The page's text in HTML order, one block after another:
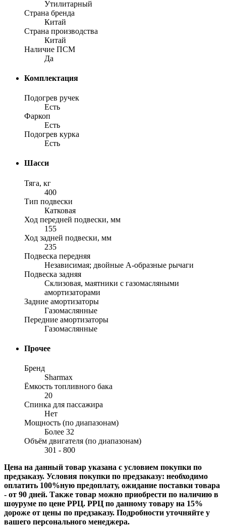
Утилитарный
Страна бренда
Китай
Страна производства
Китай
Наличие ПСМ
Да
Комплектация
Подогрев ручек
Есть
Фаркоп
Есть
Подогрев курка
Есть
Шасси
Тяга, кг
400
Тип подвески
Катковая
Ход передней подвески, мм
155
Ход задней подвески, мм
235
Подвеска передняя
Независимая; двойные А-образные рычаги
Подвеска задняя
Склизовая, маятники с газомасляными
амортизаторами
Задние амортизаторы
Газомаслянные
Передние амортизаторы
Газомаслянные
Прочее
Бренд
Sharmax
Ёмкость топливного бака
20
Спинка для пассажира
Нет
Мощность (по диапазонам)
Более 32
Объём двигателя (по диапазонам)
301 - 800
Цена на данный товар указана с условием покупки по
предзаказу. Условия покупки по предзаказу: необходимо
оплатить 100%ную предоплату, ожидание поставки товара
- от 90 дней. Также товар можно приобрести по наличию в
шоуруме по цене РРЦ. РРЦ по данному товару на 15%
дороже от цены по предзаказу. Подробности уточняйте у
вашего персонального менеджера.